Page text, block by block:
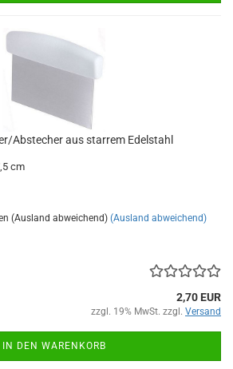
Abstecher aus starrem Edelstahl
cm
(Ausland abweichend) (Ausland abweichend)
2,70 EUR
zzgl. 19% MwSt. zzgl. Versand
IN DEN WARENKORB